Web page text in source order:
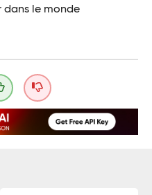
dans le monde